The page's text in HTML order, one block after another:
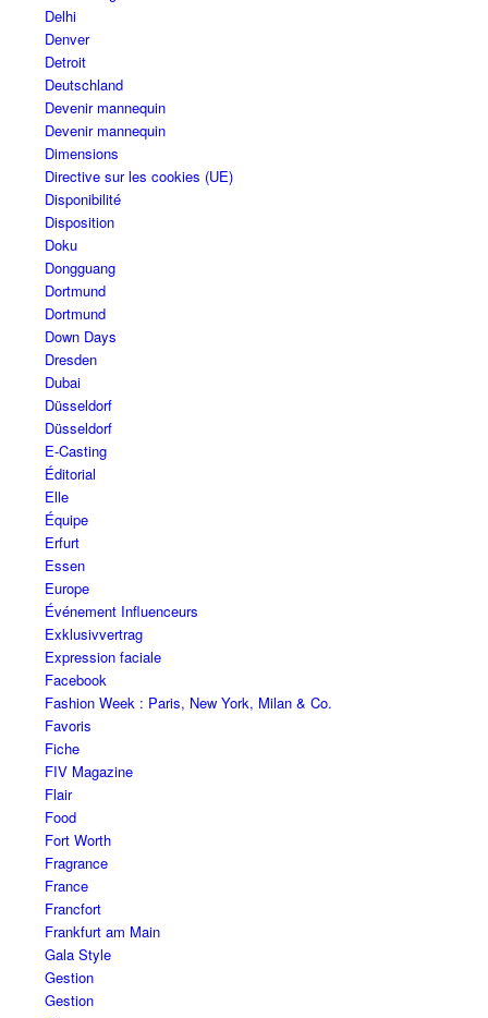
Delhi
Denver
Detroit
Deutschland
Devenir mannequin
Devenir mannequin
Dimensions
Directive sur les cookies (UE)
Disponibilité
Disposition
Doku
Dongguang
Dortmund
Dortmund
Down Days
Dresden
Dubai
Düsseldorf
Düsseldorf
E-Casting
Éditorial
Elle
Équipe
Erfurt
Essen
Europe
Événement Influenceurs
Exklusivvertrag
Expression faciale
Facebook
Fashion Week : Paris, New York, Milan & Co.
Favoris
Fiche
FIV Magazine
Flair
Food
Fort Worth
Fragrance
France
Francfort
Frankfurt am Main
Gala Style
Gestion
Gestion